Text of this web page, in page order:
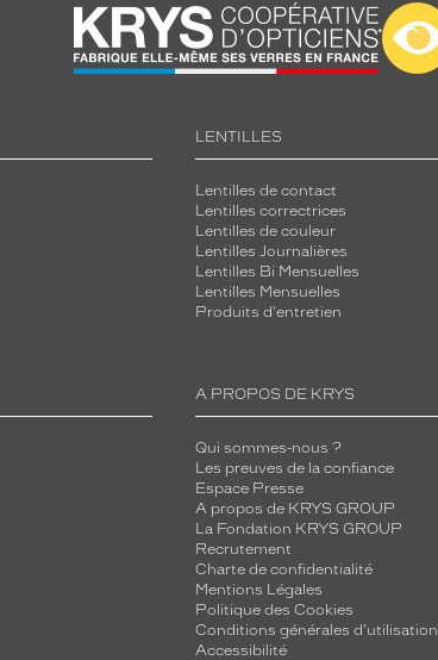
LENTILLES
Lentilles de contact
Lentilles correctrices
Lentilles de couleur
Lentilles Journalières
Lentilles Bi Mensuelles
Lentilles Mensuelles
Produits d'entretien
A PROPOS DE KRYS
Qui sommes-nous ?
Les preuves de la confiance
Espace Presse
A propos de KRYS GROUP
La Fondation KRYS GROUP
Recrutement
Charte de confidentialité
Mentions Légales
Politique des Cookies
Conditions générales d'utilisation
Accessibilité